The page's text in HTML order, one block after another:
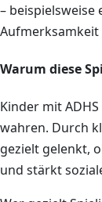
–
Aufmerksamkeit
Warum diese
Kinder mit
wahren. Durch
gezielt gelenkt,
und stärkt